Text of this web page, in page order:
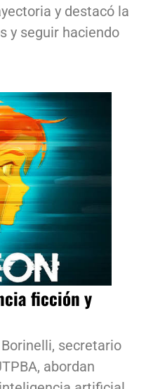
y destacó la
y seguir haciendo
ficción y
secretario
abordan